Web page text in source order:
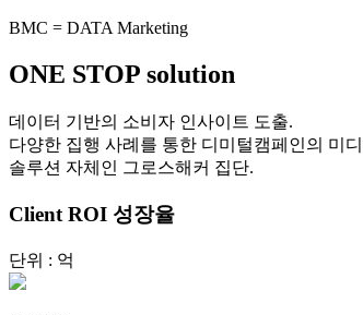
BMC = DATA Marketing
ONE STOP solution
데이터 기반의 소비자 인사이트 도출.
다양한 집행 사례를 통한 디미털캠페인의 미
솔루션 자체인 그로스해커 집단.
Client ROI 성장율
단위 : 억